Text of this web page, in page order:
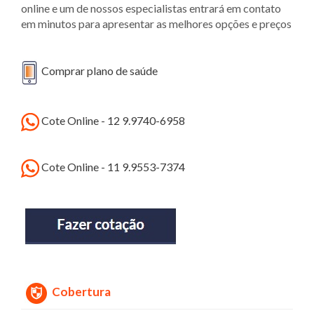
online e um de nossos especialistas entrará em contato
em minutos para apresentar as melhores opções e preços
Comprar plano de saúde
Cote Online - 12 9.9740-6958
Cote Online - 11 9.9553-7374
Cobertura